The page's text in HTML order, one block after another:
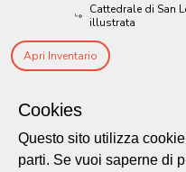
Cattedrale di San
illustrata
Apri Inventario
Cookies
Questo sito utilizza
parti. Se vuoi saperne di